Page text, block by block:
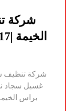
شركة
الخيمة |0569860717| غسيل سجاد
غسيل سجاد
براس